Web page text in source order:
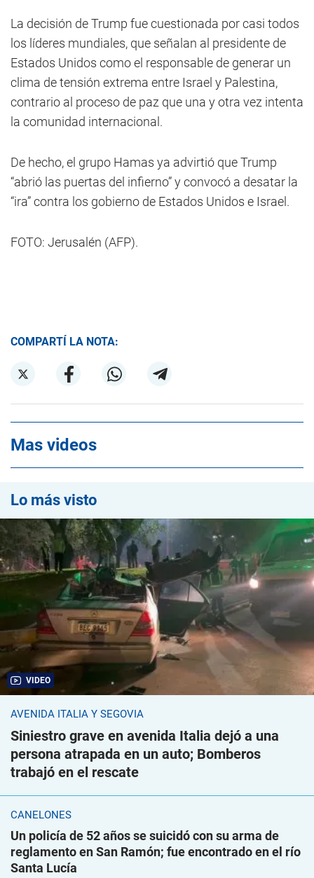
La decisión de Trump fue cuestionada por casi todos
los líderes mundiales, que señalan al presidente de
Estados Unidos como el responsable de generar un
clima de tensión extrema entre Israel y Palestina,
contrario al proceso de paz que una y otra vez intenta
la comunidad internacional.
De hecho, el grupo Hamas ya advirtió que Trump
“abrió las puertas del infierno” y convocó a desatar la
“ira” contra los gobierno de Estados Unidos e Israel.
FOTO: Jerusalén (AFP).
COMPARTÍ LA NOTA:
Mas videos
Lo más visto
VIDEO
AVENIDA ITALIA Y SEGOVIA
Siniestro grave en avenida Italia dejó a una
persona atrapada en un auto; Bomberos
trabajó en el rescate
CANELONES
Un policía de 52 años se suicidó con su arma de
reglamento en San Ramón; fue encontrado en el río
Santa Lucía